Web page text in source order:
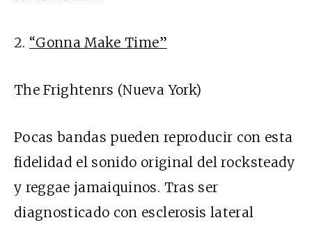
2. “Gonna Make Time”
The Frightenrs (Nueva York)
Pocas bandas pueden reproducir con esta
fidelidad el sonido original del rocksteady
y reggae jamaiquinos. Tras ser
diagnosticado con esclerosis lateral